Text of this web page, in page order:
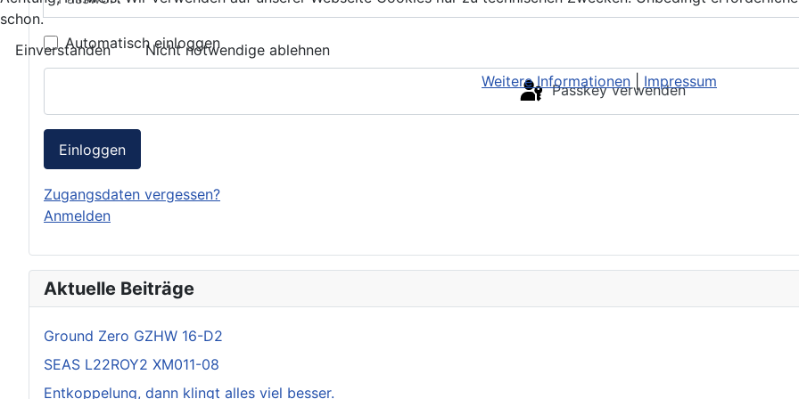
Automatisch einloggen
Passkey verwenden
Einloggen
Zugangsdaten vergessen?
Anmelden
Aktuelle Beiträge
Ground Zero GZHW 16-D2
SEAS L22ROY2 XM011-08
Entkoppelung, dann klingt alles viel besser.
schon.
Einverstanden
Nicht notwendige ablehnen
Weitere Informationen
Impressum